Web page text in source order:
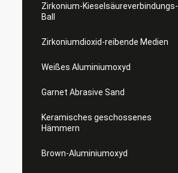
Zirkonium-Kieselsäureverbindungs-
Ball
Zirkoniumdioxid-reibende Medien
Weißes Aluminiumoxyd
Garnet Abrasive Sand
Keramisches geschossenes
Hämmern
Brown-Aluminiumoxyd